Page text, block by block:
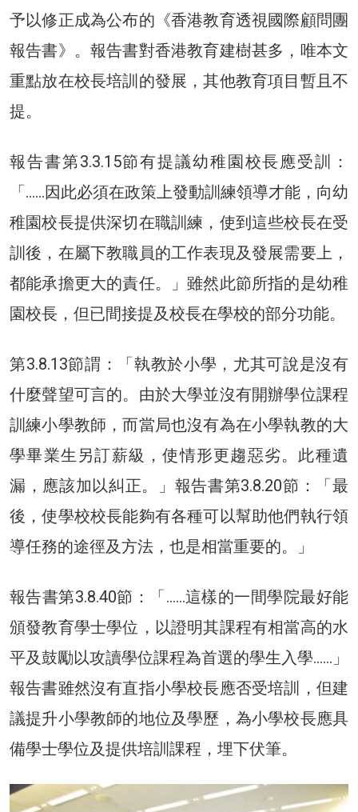
予以修正成為公布的《香港教育透視國際顧問團
報告書》。報告書對香港教育建樹甚多，唯本文
重點放在校長培訓的發展，其他教育項目暫且不
提。
報告書第3.3.15節有提議幼稚園校長應受訓：
「……因此必須在政策上發動訓練領導才能，向幼
稚園校長提供深切在職訓練，使到這些校長在受
訓後，在屬下教職員的工作表現及發展需要上，
都能承擔更大的責任。」雖然此節所指的是幼稚
園校長，但已間接提及校長在學校的部分功能。
第3.8.13節謂：「執教於小學，尤其可說是沒有
什麼聲望可言的。由於大學並沒有開辦學位課程
訓練小學教師，而當局也沒有為在小學執教的大
學畢業生另訂薪級，使情形更趨惡劣。此種遺
漏，應該加以糾正。」報告書第3.8.20節：「最
後，使學校校長能夠有各種可以幫助他們執行領
導任務的途徑及方法，也是相當重要的。」
報告書第3.8.40節：「……這樣的一間學院最好能
頒發教育學士學位，以證明其課程有相當高的水
平及鼓勵以攻讀學位課程為首選的學生入學……」
報告書雖然沒有直指小學校長應否受培訓，但建
議提升小學教師的地位及學歷，為小學校長應具
備學士學位及提供培訓課程，埋下伏筆。